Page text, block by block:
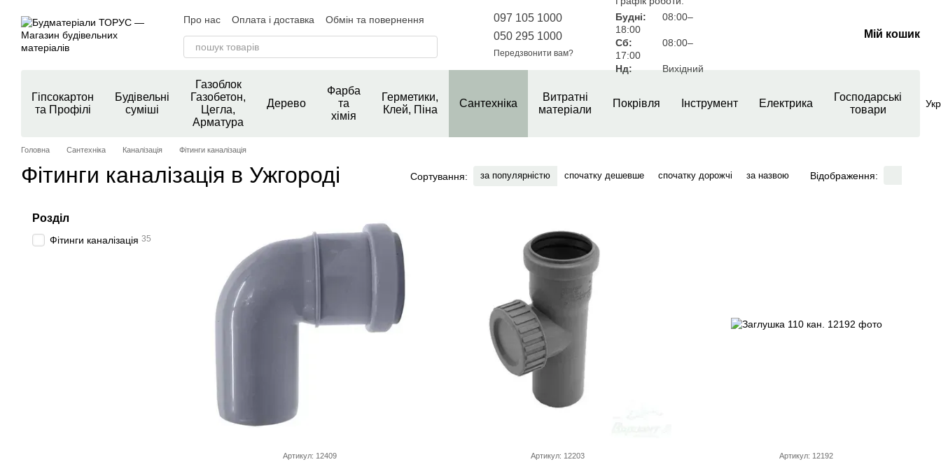
Про нас Оплата і доставка
Обмін та повернення
Контактна інформація
Угода користувача
Новини магазину
097 105 1000
050 295 1000
Передзвонити вам?
Будні:
08:00–
18:00
Сб:
08:00–
17:00
Нд:
Вихідний
Мій кошик
Гіпсокартон
та Профілі
Будівельні
суміші
Газоблок
Газобетон,
Цегла,
Арматура
Дерево
Фарба
та
хімія
Герметики,
Клей, Піна
Сантехніка
Витратні
матеріали
Покрівля Інструмент Електрика
Господарські
товари
Укр
Головна Сантехніка Каналізація Фітинги каналізація
Фітинги каналізація в Ужгороді Сортування: за популярністю спочатку дешевше спочатку дорожчі за назвою Відображення:
Артикул: 12409 Артикул: 12203 Артикул: 12192
Розділ
Фітинги каналізація 35